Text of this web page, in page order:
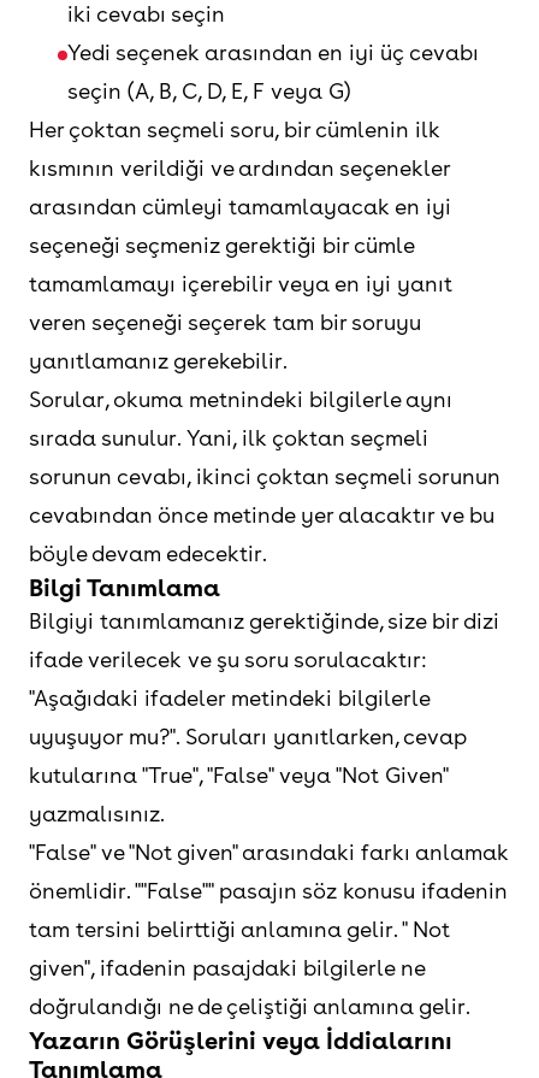
iki cevabı seçin
Yedi seçenek arasından en iyi üç cevabı
seçin (A, B, C, D, E, F veya G)
Her çoktan seçmeli soru, bir cümlenin ilk
kısmının verildiği ve ardından seçenekler
arasından cümleyi tamamlayacak en iyi
seçeneği seçmeniz gerektiği bir cümle
tamamlamayı içerebilir veya en iyi yanıt
veren seçeneği seçerek tam bir soruyu
yanıtlamanız gerekebilir.
Sorular, okuma metnindeki bilgilerle aynı
sırada sunulur. Yani, ilk çoktan seçmeli
sorunun cevabı, ikinci çoktan seçmeli sorunun
cevabından önce metinde yer alacaktır ve bu
böyle devam edecektir.
Bilgi Tanımlama
Bilgiyi tanımlamanız gerektiğinde, size bir dizi
ifade verilecek ve şu soru sorulacaktır:
"Aşağıdaki ifadeler metindeki bilgilerle
uyuşuyor mu?". Soruları yanıtlarken, cevap
kutularına "True", "False" veya "Not Given"
yazmalısınız.
"False" ve "Not given" arasındaki farkı anlamak
önemlidir. ""False"" pasajın söz konusu ifadenin
tam tersini belirttiği anlamına gelir. " Not
given", ifadenin pasajdaki bilgilerle ne
doğrulandığı ne de çeliştiği anlamına gelir.
Yazarın Görüşlerini veya İddialarını
Tanımlama